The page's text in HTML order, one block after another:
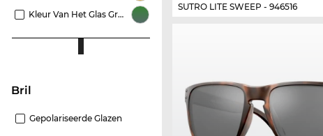
Kleur Van Het Glas Groen
Bril
Gepolariseerde Glazen
SUTRO LITE SWEEP - 946516